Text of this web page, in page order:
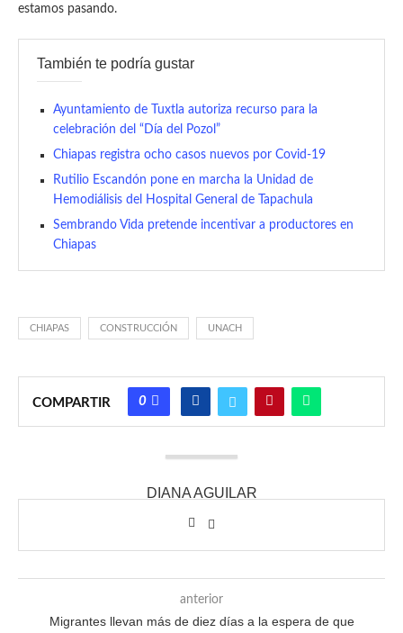
estamos pasando.
También te podría gustar
Ayuntamiento de Tuxtla autoriza recurso para la
celebración del “Día del Pozol”
Chiapas registra ocho casos nuevos por Covid-19
Rutilio Escandón pone en marcha la Unidad de
Hemodiálisis del Hospital General de Tapachula
Sembrando Vida pretende incentivar a productores en
Chiapas
CHIAPAS CONSTRUCCIÓN UNACH
COMPARTIR 0
DIANA AGUILAR
anterior
Migrantes llevan más de diez días a la espera de que